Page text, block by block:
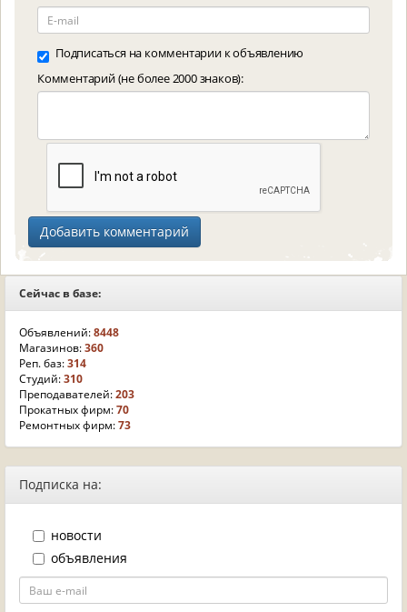
Подписаться на комментарии к объявлению
Комментарий (не более 2000 знаков):
Сейчас в базе:
Объявлений:8448
Магазинов:360
Реп. баз:314
Студий:310
Преподавателей:203
Прокатных фирм:70
Ремонтных фирм:73
Подписка на:
новости
объявления